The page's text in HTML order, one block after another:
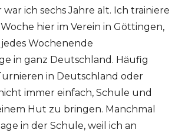
ich sechs Jahre alt. Ich trainiere
hier im Verein in Göttingen,
Wochenende
in ganz Deutschland. Häufig
in Deutschland oder
immer einfach, Schule und
Hut zu bringen. Manchmal
in der Schule, weil ich an